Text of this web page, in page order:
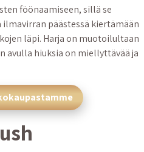
föönaamiseen, sillä se
päästessä kiertämään
läpi. Harja on muotoilultaan
avulla hiuksia on miellyttävää ja